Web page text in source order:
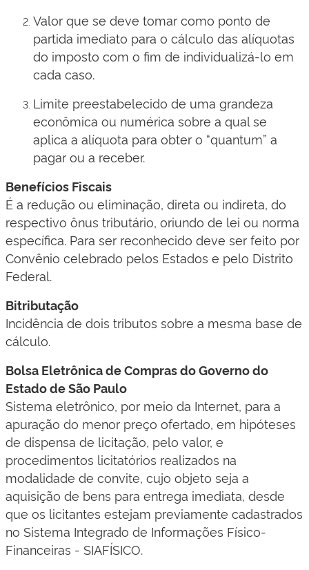
Valor que se deve tomar como ponto de
partida imediato para o cálculo das alíquotas
do imposto com o fim de individualizá-lo em
cada caso.
Limite preestabelecido de uma grandeza
econômica ou numérica sobre a qual se
aplica a alíquota para obter o “quantum” a
pagar ou a receber.
Benefícios Fiscais
É a redução ou eliminação, direta ou indireta, do
respectivo ônus tributário, oriundo de lei ou norma
específica. Para ser reconhecido deve ser feito por
Convênio celebrado pelos Estados e pelo Distrito
Federal.
Bitributação
Incidência de dois tributos sobre a mesma base de
cálculo.
Bolsa Eletrônica de Compras do Governo do
Estado de São Paulo
Sistema eletrônico, por meio da Internet, para a
apuração do menor preço ofertado, em hipóteses
de dispensa de licitação, pelo valor, e
procedimentos licitatórios realizados na
modalidade de convite, cujo objeto seja a
aquisição de bens para entrega imediata, desde
que os licitantes estejam previamente cadastrados
no Sistema Integrado de Informações Físico-
Financeiras - SIAFÍSICO.